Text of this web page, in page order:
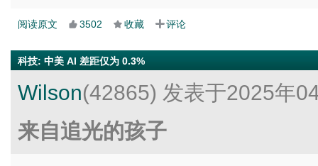
阅读原文 3502 收藏 评论
科技: 中美 AI 差距仅为 0.3%
Wilson(42865) 发表于2025年
来自追光的孩子